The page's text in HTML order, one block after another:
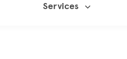
Services